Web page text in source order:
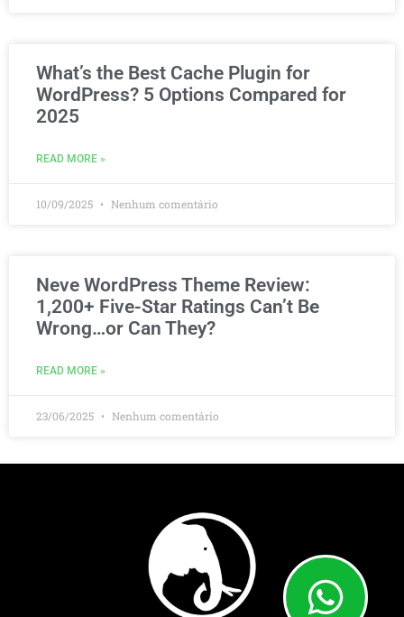
What’s the Best Cache Plugin for
WordPress? 5 Options Compared for
2025
READ MORE »
10/09/2025 Nenhum comentário
Neve WordPress Theme Review:
1,200+ Five-Star Ratings Can’t Be
Wrong…or Can They?
READ MORE »
23/06/2025 Nenhum comentário